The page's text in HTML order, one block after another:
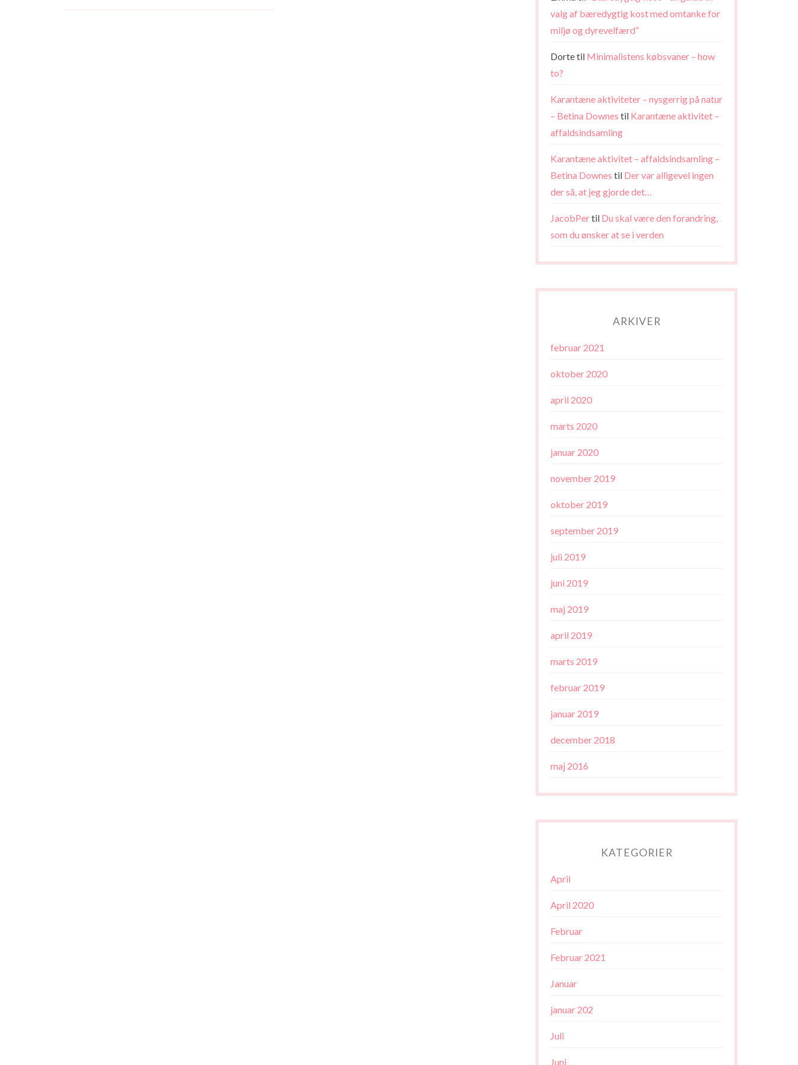
valg af bæredygtig kost med omtanke for
miljø og dyrevelfærd”
Dortetil Minimalistens købsvaner – how
to?
Karantæne aktiviteter – nysgerrig på natur
– Betina Downes til Karantæne aktivitet –
affaldsindsamling
Karantæne aktivitet – affaldsindsamling –
Betina Downes til Der var alligevel ingen
der så, at jeg gjorde det…
JacobPertil Du skal være den forandring,
som du ønsker at se i verden
ARKIVER
februar 2021
oktober 2020
april 2020
marts 2020
januar 2020
november 2019
oktober 2019
september 2019
juli 2019
juni 2019
maj 2019
april 2019
marts 2019
februar 2019
januar 2019
december 2018
maj 2016
KATEGORIER
April
April 2020
Februar
Februar 2021
Januar
januar 202
Juli
Juni